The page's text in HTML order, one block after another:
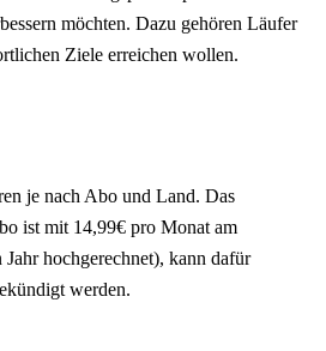
möchten. Dazu gehören Läufer
Ziele erreichen wollen.
je nach Abo und Land. Das
ist mit 14,99€ pro Monat am
Jahr hochgerechnet), kann dafür
werden.